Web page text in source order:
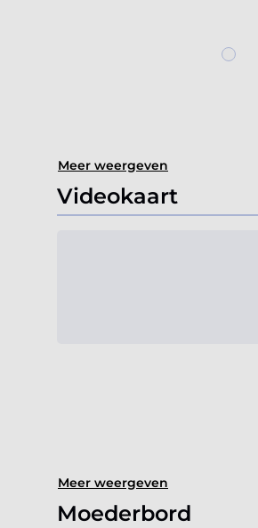
Meer weergeven
Videokaart
Meer weergeven
Moederbord